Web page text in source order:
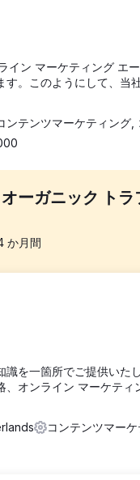
ン マーケティング エ
。このようにして、当
ンテンツマーケティング
ーガニック ト
か月間
立ち上げに協力できる
期的に高めることです。
シャル メディア キャ
ーガニック引用数
を一箇所でご提供いた
、オンライン マーケテ
コンテンツマー